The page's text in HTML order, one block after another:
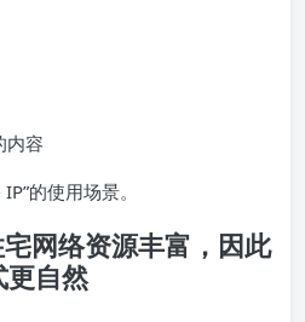
内容
的使用场景。
网络资源丰富，因此
更自然